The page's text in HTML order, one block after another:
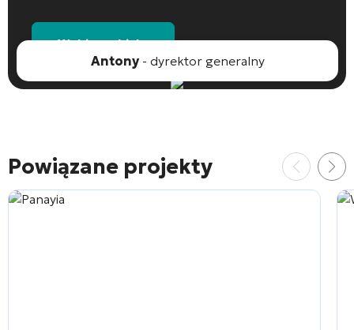
Wybierz obiekt
Antony- dyrektor generalny
Powiązane projekty